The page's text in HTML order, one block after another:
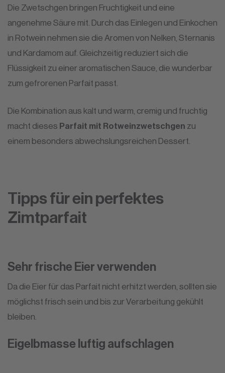
Die Zwetschgen bringen Fruchtigkeit und eine
angenehme Säure mit. Durch das Einlegen und Einkochen
in Rotwein nehmen sie die Aromen von Nelken, Sternanis
und Kardamom auf. Gleichzeitig reduziert sich die
Flüssigkeit zu einer aromatischen Sauce, die wunderbar
zum gefrorenen Parfait passt.
Die Kombination aus kalt und warm, cremig und fruchtig
macht dieses Parfait mit Rotweinzwetschgen zu
einem besonders abwechslungsreichen Dessert.
Tipps für ein perfektes
Zimtparfait
Sehr frische Eier verwenden
Da die Eier für das Parfait nicht erhitzt werden, sollten sie
möglichst frisch sein und bis zur Verarbeitung gekühlt
bleiben.
Eigelbmasse luftig aufschlagen